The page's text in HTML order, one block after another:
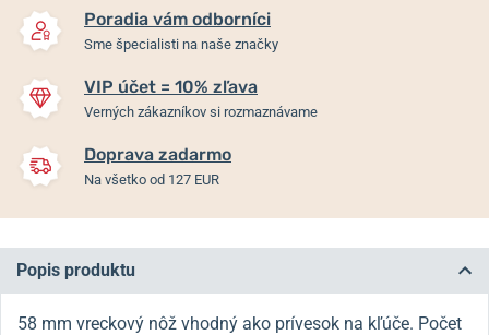
Poradia vám odborníci
Sme špecialisti na naše značky
VIP účet = 10% zľava
Verných zákazníkov si rozmaznávame
Doprava zadarmo
Na všetko od 127 EUR
Popis produktu
58 mm vreckový nôž vhodný ako prívesok na kľúče. Počet